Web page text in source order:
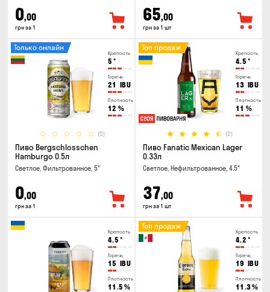
0,00
грн за 1
65,00
грн за 1 шт
Крепость
5 °
Горечь
21 IBU
Плотность
12 %
(0)
Только онлайн
Пиво Bergschlosschen
Hamburgo 0.5л
Светлое, Фильтрованное, 5°
0,00
грн за 1
Крепость
4.5 °
Горечь
13 IBU
Плотность
11 %
(2)
Топ продаж
Пиво Fanatic Mexican Lager
0.33л
Светлое, Нефильтрованное, 4.5°
37,00
грн за 1 шт
Крепость
4.5 °
Горечь
15 IBU
Плотность
11.5 %
Крепость
4.2 °
Горечь
19 IBU
Плотность
11.3%
Топ продаж